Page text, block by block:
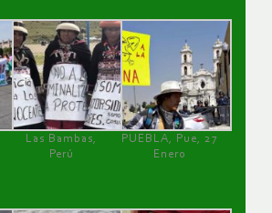
Las Bambas,
Perú
PUEBLA, Pue, 27
Enero